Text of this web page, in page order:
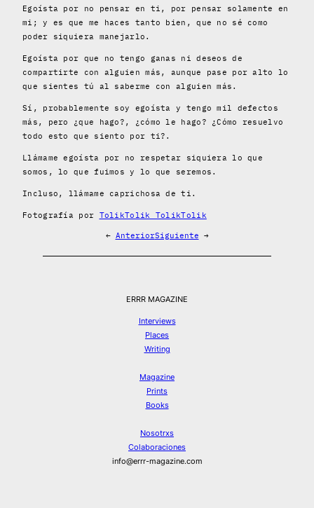
Egoísta por no pensar en ti, por pensar solamente en
mi; y es que me haces tanto bien, que no sé como
poder siquiera manejarlo.
Egoísta por que no tengo ganas ni deseos de
compartirte con alguien más, aunque pase por alto lo
que sientes tú al saberme con alguien más.
Sí, probablemente soy egoísta y tengo mil defectos
más, pero ¿que hago?, ¿cómo le hago? ¿Cómo resuelvo
todo esto que siento por ti?.
Llámame egoísta por no respetar siquiera lo que
somos, lo que fuimos y lo que seremos.
Incluso, llámame caprichosa de ti.
Fotografía por TolikTolik TolikTolik
← AnteriorSiguiente →
ERRR MAGAZINE
Interviews
Places
Writing
Magazine
Prints
Books
Nosotrxs
Colaboraciones
info@errr-magazine.com